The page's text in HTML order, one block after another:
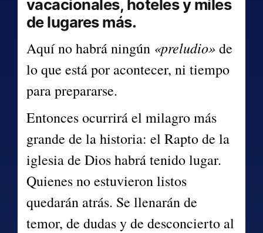
vacacionales, hoteles y miles
de lugares más.
Aquí no habrá ningún «preludio» de
lo que está por acontecer, ni tiempo
para prepararse.
Entonces ocurrirá el milagro más
grande de la historia: el Rapto de la
iglesia de Dios habrá tenido lugar.
Quienes no estuvieron listos
quedarán atrás. Se llenarán de
temor, de dudas y de desconcierto al